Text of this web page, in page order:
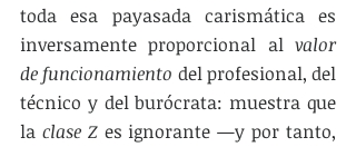
toda esa payasada carismática es
inversamente proporcional al valor
de funcionamiento del profesional, del
técnico y del burócrata: muestra que
la clase Z es ignorante —y por tanto,